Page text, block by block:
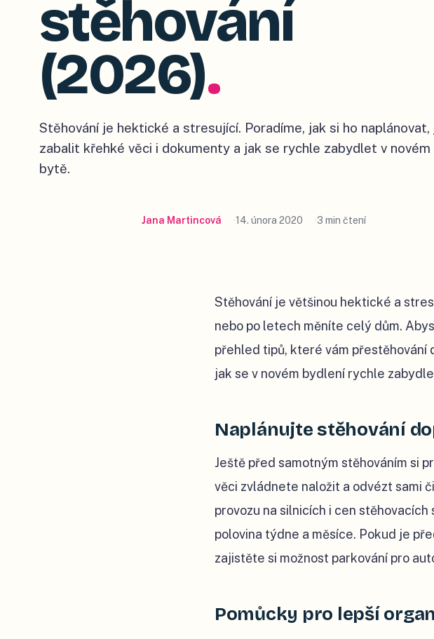
stěhování
(2026).
Stěhování je hektické a stresující. Poradíme, jak si ho naplánovat,
zabalit křehké věci i dokumenty a jak se rychle zabydlet v novém
bytě.
Jana Martincová 14. února 2020 3 min čtení
Stěhování je většinou hektické a
nebo po letech měníte celý dům.
přehled tipů, které vám přestěhování
jak se v novém bydlení rychle
Naplánujte stěhování
Ještě před samotným stěhováním si
věci zvládnete naložit a odvézt sami
provozu na silnicích i cen
polovina týdne a měsíce. Pokud je
zajistěte si možnost parkování pro
Pomůcky pro lepší